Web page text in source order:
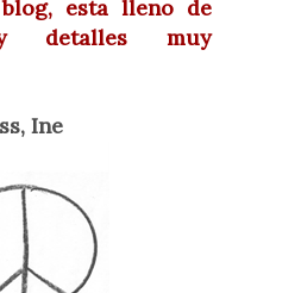
esta lleno de
detalles muy
Ine